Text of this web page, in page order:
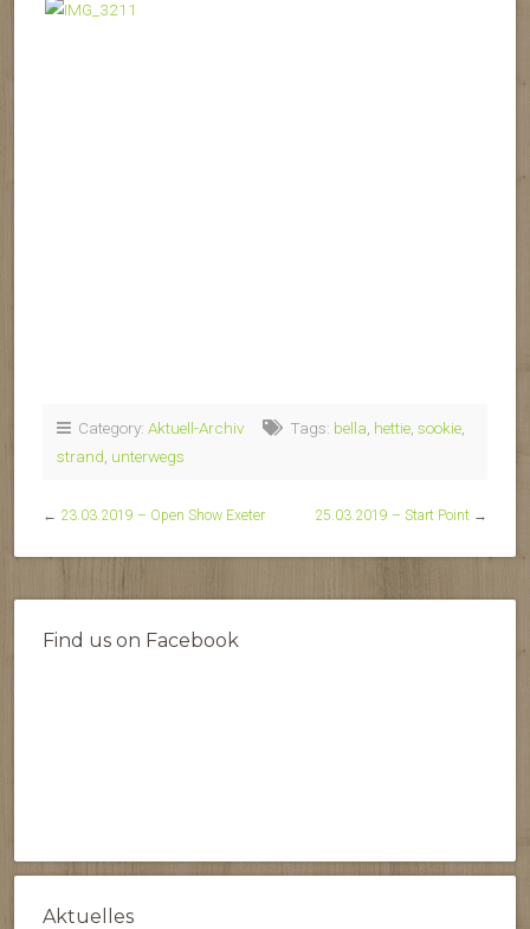
Category: Aktuell-Archiv Tags: bella hettie sookie
strand unterwegs
← 23.03.2019 – Open Show Exeter 25.03.2019 – Start Point →
Find us on Facebook
Aktuelles